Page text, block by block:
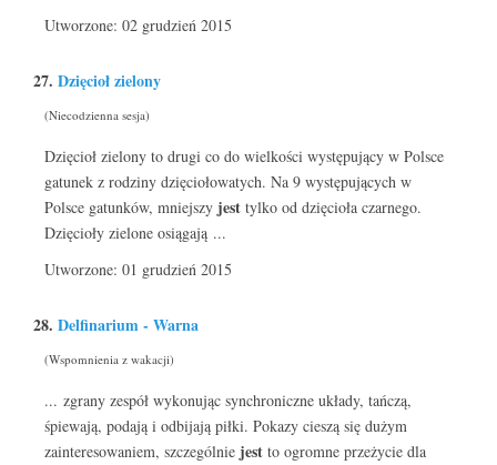
Utworzone: 02 grudzień 2015
27. Dzięcioł zielony
(Niecodzienna sesja)
Dzięcioł zielony to drugi co do wielkości występujący w Polsce
gatunek z rodziny dzięciołowatych. Na 9 występujących w
Polsce gatunków, mniejszy jest tylko od dzięcioła czarnego.
Dzięcioły zielone osiągają ...
Utworzone: 01 grudzień 2015
28. Delfinarium - Warna
(Wspomnienia z wakacji)
... zgrany zespół wykonując synchroniczne układy, tańczą,
śpiewają, podają i odbijają piłki. Pokazy cieszą się dużym
zainteresowaniem, szczególnie jest to ogromne przeżycie dla